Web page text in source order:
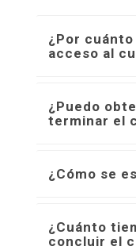
¿Por
acceso al
¿Puedo
terminar el
¿Cómo se
¿Cuánto
concluir el